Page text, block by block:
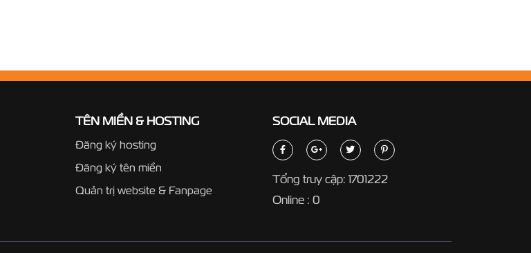
TÊN MIỀN & HOSTING
Đăng ký hosting
Đăng ký tên miền
Quản trị website & Fanpage
SOCIAL MEDIA
Tổng truy cập: 1701222
Online : 0